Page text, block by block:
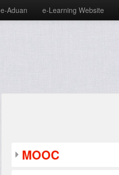
e-Aduan e-Learning Website
MOOC